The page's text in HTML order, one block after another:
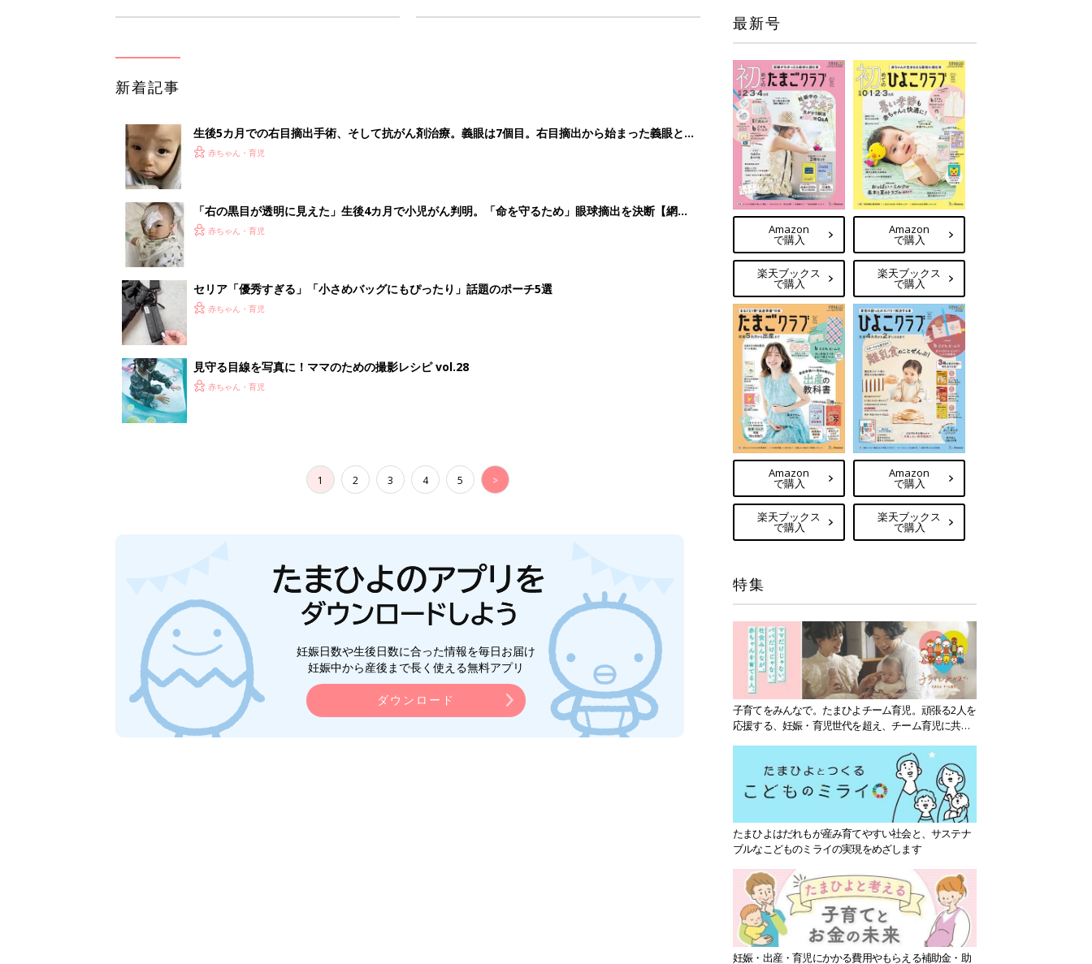
新着記事
生後5カ月での右目摘出手術、そして抗がん剤治療。義眼は7個目。右目摘出から始まった義眼と
の生活【網膜芽細胞腫】
赤ちゃん・育児
「右の黒目が透明に見えた」生後4カ月で小児がん判明。「命を守るため」眼球摘出を決断【網膜
芽細胞腫】
赤ちゃん・育児
セリア「優秀すぎる」「小さめバッグにもぴったり」話題のポーチ5選
赤ちゃん・育児
見守る目線を写真に！ママのための撮影レシピ vol.28
赤ちゃん・育児
1 2 3 4 5 >
妊娠日数や生後日数に合った情報を毎日お届け
妊娠中から産後まで長く使える無料アプリ
ダウンロード
最新号
Amazon
で購入
楽天ブックス
で購入
Amazon
で購入
楽天ブックス
で購入
Amazon
で購入
楽天ブックス
で購入
Amazon
で購入
楽天ブックス
で購入
特集
子育てをみんなで。たまひよチーム育児。頑張る2人を
応援する、妊娠・育児世代を超え、チーム育児に共感
たまひよはだれもが産み育てやすい社会と、サステナ
ブルなこどものミライの実現をめざします
妊娠・出産・育児にかかる費用やもらえる補助金・助